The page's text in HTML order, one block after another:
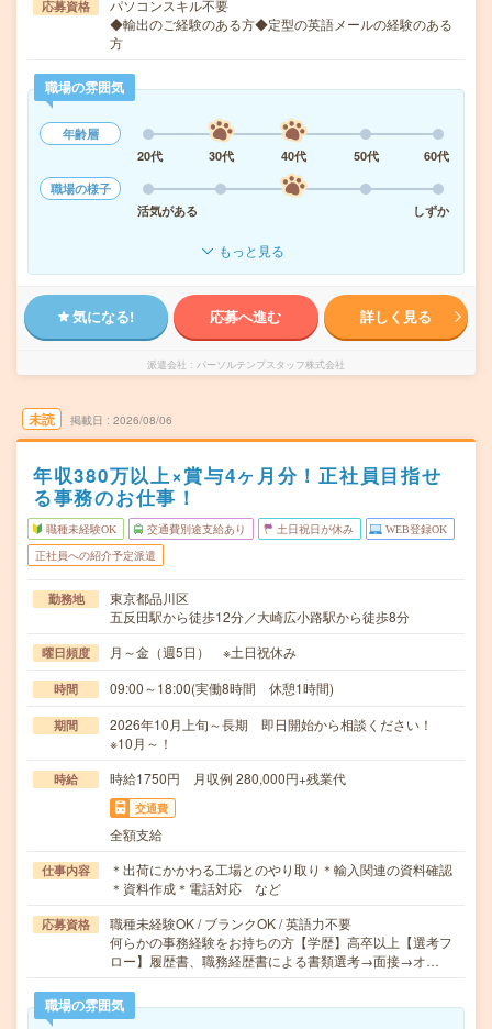
応募資格
パソコンスキル不要
◆輸出のご経験のある方◆定型の英語メールの経験のある
方
職場の雰囲気
年齢層
20代
30代 40代 50代
60代
職場の様子
活気がある
しずか
もっと見る
気になる! 応募へ進む 詳しく見る
派遣会社 パーソルテンプスタッフ株式会社
未読 掲載日 2026/08/06
年収380万以上×賞与4ヶ月分！正社員目指せ
る事務のお仕事！
職種未経験OK 交通費別途支給あり 土日祝日が休み WEB登録OK
正社員への紹介予定派遣
勤務地
東京都品川区
五反田駅から徒歩12分／大崎広小路駅から徒歩8分
曜日頻度 月～金（週5日） ※土日祝休み
時間 09:00～18:00(実働8時間 休憩1時間)
期間
2026年10月上旬～長期 即日開始から相談ください！
※10月～！
時給 時給1750円 月収例 280,000円+残業代
交通費
全額支給
仕事内容
＊出荷にかかわる工場とのやり取り＊輸入関連の資料確認
＊資料作成＊電話対応 など
応募資格
職種未経験OK / ブランクOK / 英語力不要
何らかの事務経験をお持ちの方【学歴】高卒以上【選考フ
ロー】履歴書、職務経歴書による書類選考→面接→オ…
職場の雰囲気